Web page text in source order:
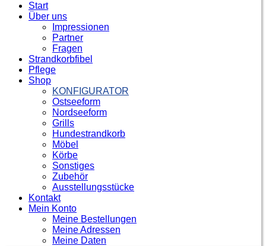
Start
Über uns
Impressionen
Partner
Fragen
Strandkorbfibel
Pflege
Shop
KONFIGURATOR
Ostseeform
Nordseeform
Grills
Hundestrandkorb
Möbel
Körbe
Sonstiges
Zubehör
Ausstellungsstücke
Kontakt
Mein Konto
Meine Bestellungen
Meine Adressen
Meine Daten